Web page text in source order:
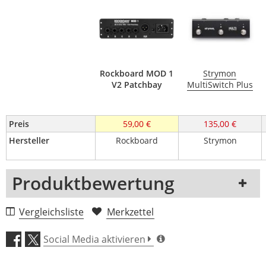
Rockboard MOD 1
V2 Patchbay
Strymon
MultiSwitch Plus
Preis 59,00 €
135,00 €
Hersteller
Rockboard Strymon
Produktbewertung
1 Rezension
5 Sterne
4 Sterne
Vergleichsliste Merkzettel
Social Media aktivieren